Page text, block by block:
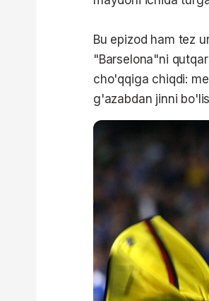
Bu epizod ham tez
"Barselona"ni
cho'qqiga chiqdi:
g'azabdan jinni